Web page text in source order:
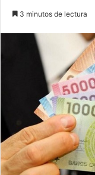
3 minutos de lectura